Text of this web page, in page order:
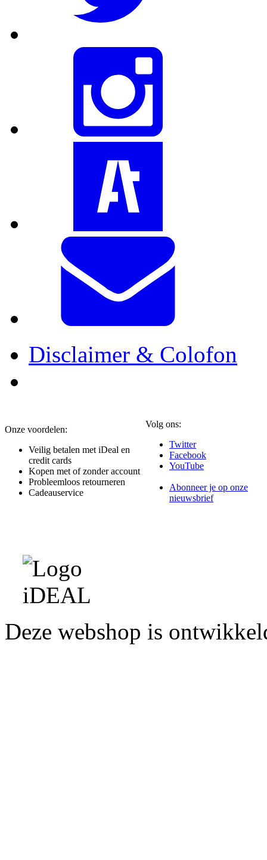
Disclaimer & Colofon
Onze voordelen:
Veilig betalen met iDeal en
credit cards
Kopen met of zonder account
Probleemloos retourneren
Cadeauservice
Volg ons:
Twitter
Facebook
YouTube
Abonneer je op onze
nieuwsbrief
Deze webshop is